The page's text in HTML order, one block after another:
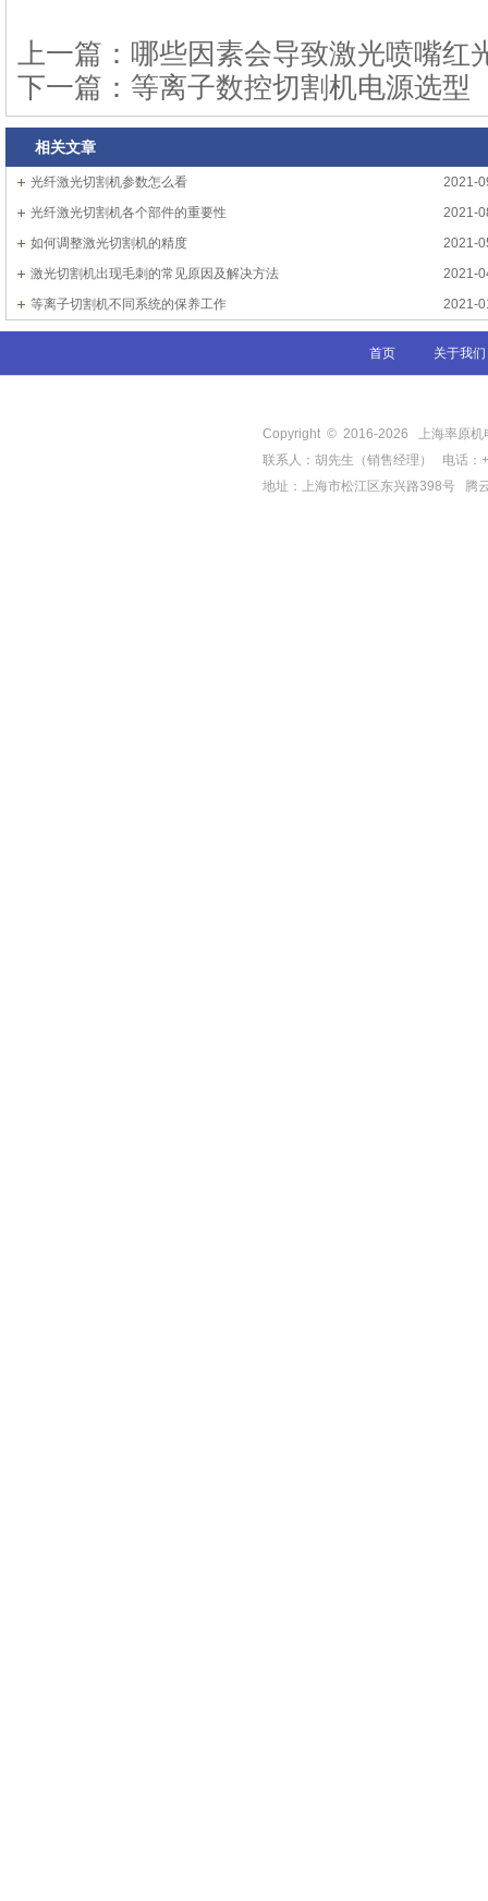
上一篇： 哪些因素会导致激光喷嘴红
下一篇： 等离子数控切割机电源选型
相关文章
2021-
光纤激光切割机参数怎么看
2021-
光纤激光切割机各个部件的重要性
2021-
如何调整激光切割机的精度
2021-
激光切割机出现毛刺的常见原因及解决方法
2021-
等离子切割机不同系统的保养工作
首页 关于我们
Copyright © 2016-2026
上海率原
联系人：胡先生（销售经理） 电话
地址：上海市松江区东兴路398号
腾